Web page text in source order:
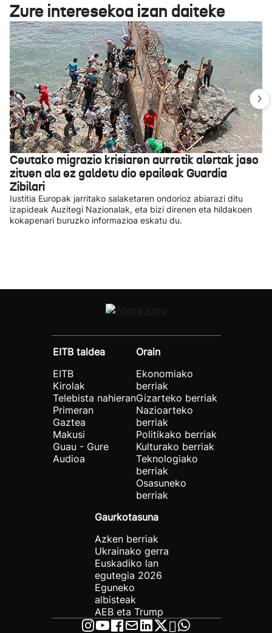
Zure interesekoa izan daiteke
Ceutako migrazio krisiaren aurretik alertak jaso
zituen ala ez galdetu dio epaileak Guardia
Zibilari
Iustitia Europak jarritako salaketaren ondorioz abiarazi ditu
izapideak Auzitegi Nazionalak, eta bizi direnen eta hildakoen
kokapenari buruzko informazioa eskatu du.
EITB taldea
EITB
Kirolak
Telebista nahieran
Primeran
Gaztea
Makusi
Guau - Gure
Audioa
Orain
Ekonomiako
berriak
Gizarteko berriak
Nazioarteko
berriak
Politikako berriak
Kulturako berriak
Teknologiako
berriak
Osasuneko
berriak
Gaurkotasuna
Azken berriak
Ukrainako gerra
Euskadiko lan
egutegia 2026
Eguneko
albisteak
AEB eta Trump